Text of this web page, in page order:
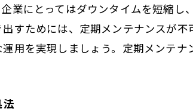
業にとってはダウンタイムを短縮
すためには、定期メンテナンスが
用を実現しましょう。定期メンテナ